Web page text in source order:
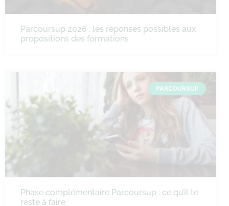
Parcoursup 2026 : les réponses possibles aux
propositions des formations
PARCOURSUP
Phase complémentaire Parcoursup : ce qu’il te
reste à faire